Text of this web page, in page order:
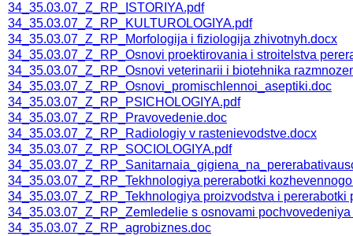
34_35.03.07_Z_RP_ISTORIYA.pdf
34_35.03.07_Z_RP_KULTUROLOGIYA.pdf
34_35.03.07_Z_RP_Morfologija i fiziologija zhivotnyh.docx
34_35.03.07_Z_RP_Osnovi proektirovania i stroitelstva
34_35.03.07_Z_RP_Osnovi veterinarii i biotehnika
34_35.03.07_Z_RP_Osnovi_promischlennoi_aseptiki.doc
34_35.03.07_Z_RP_PSICHOLOGIYA.pdf
34_35.03.07_Z_RP_Pravovedenie.doc
34_35.03.07_Z_RP_Radiologiy v rastenievodstve.docx
34_35.03.07_Z_RP_SOCIOLOGIYA.pdf
34_35.03.07_Z_RP_Tekhnologiya pererabotki
34_35.03.07_Z_RP_Tekhnologiya proizvodstva i pererabotki
34_35.03.07_Z_RP_Zemledelie s osnovami
34_35.03.07_Z_RP_agrobiznes.doc